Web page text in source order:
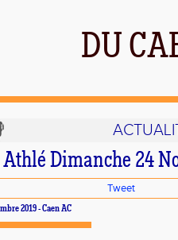
DU
Dimanche 24
Tweet
2019 - Caen AC